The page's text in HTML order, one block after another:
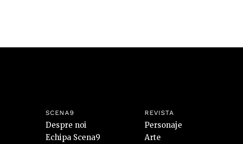
SCENA9
Despre noi
Echipa Scena9
REVISTA
Personaje
Arte